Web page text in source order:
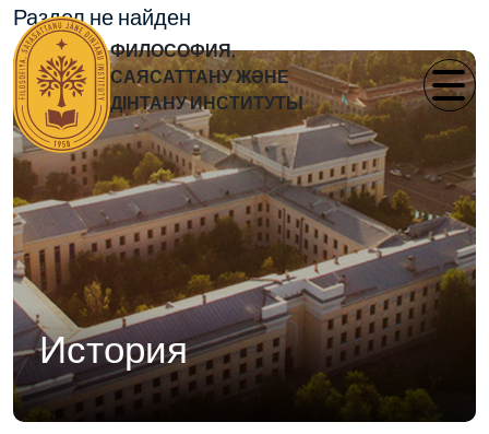
ФИЛОСОФИЯ,
САЯСАТТАНУ ЖӘНЕ
ДІНТАНУ ИНСТИТУТЫ
Раздел не найден
История